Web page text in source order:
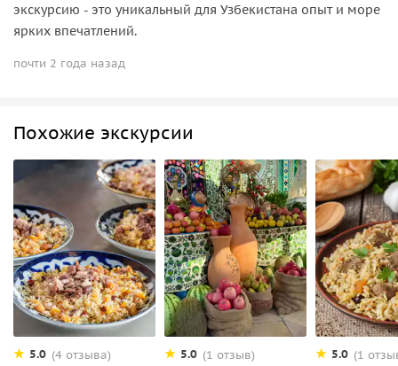
экскурсию - это уникальный для Узбекистана опыт и море
ярких впечатлений.
почти 2 года назад
Похожие экскурсии
5.0 (4 отзыва) 5.0 (1 отзыв) 5.0 (1